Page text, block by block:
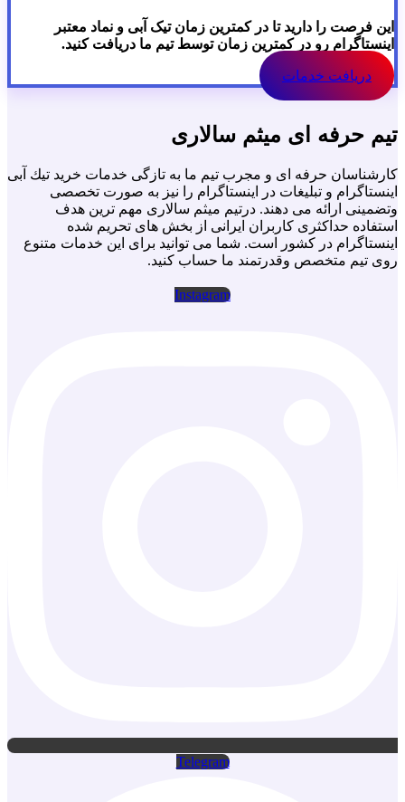
این فرصت را دارید تا در کمترین زمان تیک آبی و نماد معتبر
اینستاگرام رو در کمترین زمان توسط تیم ما دریافت کنید.
دریافت خدمات
تیم حرفه ای میثم سالاری
كارشناسان حرفه اى و مجرب تيم ما به تازگى خدمات خريد تيك آبى
اينستاگرام و تبليغات در اينستاگرام را نيز به صورت تخصصى
وتضمينى ارائه مى دهند. درتيم ميثم سالارى مهم ترين هدف
استفاده حداكثرى كاربران ايرانى از بخش هاى تحريم شده
اينستاگرام در كشور است. شما مى توانيد براى اين خدمات متنوع
روى تيم متخصص وقدرتمند ما حساب كنيد.
Instagram
Telegram